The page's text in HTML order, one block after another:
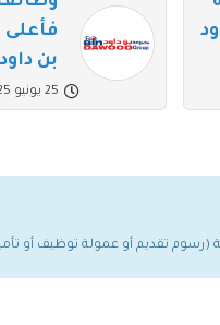
بن
25 يونيو 2025
(رسوم تقديم أو عمولة توظيف أو